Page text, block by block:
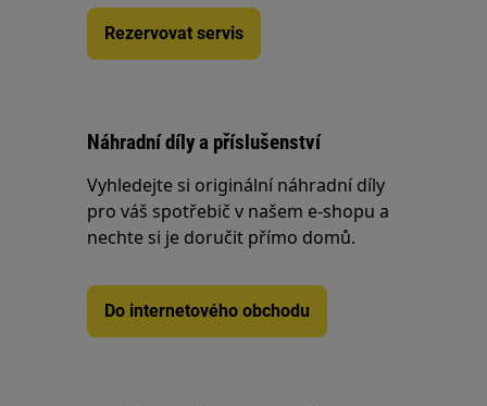
Rezervovat servis
Náhradní díly a příslušenství
Vyhledejte si originální náhradní díly
pro váš spotřebič v našem e-shopu a
nechte si je doručit přímo domů.
Do internetového obchodu